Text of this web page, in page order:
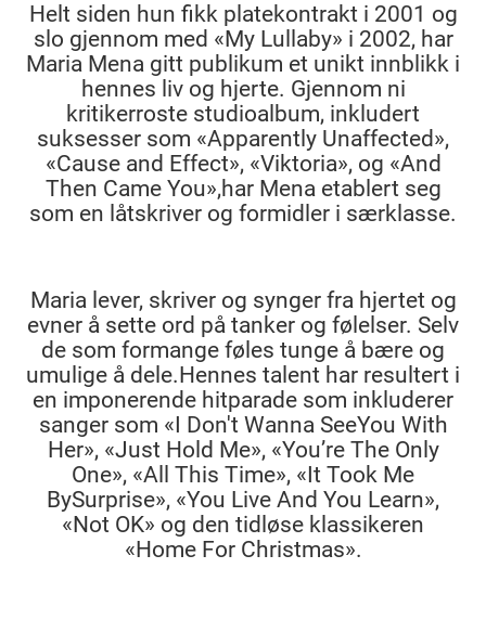
Helt siden hun fikk platekontrakt i 2001 og
slo gjennom med «My Lullaby» i 2002, har
Maria Mena gitt publikum et unikt innblikk i
hennes liv og hjerte. Gjennom ni
kritikerroste studioalbum, inkludert
suksesser som «Apparently Unaffected»,
«Cause and Effect», «Viktoria», og «And
Then Came You»,har Mena etablert seg
som en låtskriver og formidler i særklasse.
Maria lever, skriver og synger fra hjertet og
evner å sette ord på tanker og følelser. Selv
de som formange føles tunge å bære og
umulige å dele.Hennes talent har resultert i
en imponerende hitparade som inkluderer
sanger som «I Don't Wanna SeeYou With
Her», «Just Hold Me», «You’re The Only
One», «All This Time», «It Took Me
BySurprise», «You Live And You Learn»,
«Not OK» og den tidløse klassikeren
«Home For Christmas».